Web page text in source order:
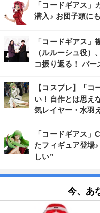
「コードギアス
潜入♪ お団子頭に
「コードギアス
（ルルーシュ役
コ振り返る！ バ
【コスプレ】「
い！自作とは思え
気レイヤー・水羽
「コードギアス
たフィギュア登場
しい”
今、あ